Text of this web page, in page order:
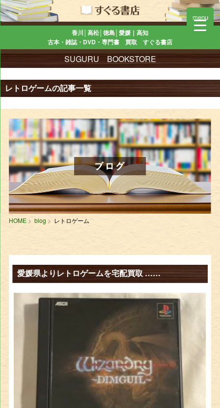
香川│高松│徳島│愛媛｜高知
古本・雑誌・DVD・専門書 買取 すぐる書店
SUGURU BOOKSTORE
レトロゲームの記事一覧
HOME blog レトロゲーム
愛媛県よりレトロゲームを宅配買取 ……
menu